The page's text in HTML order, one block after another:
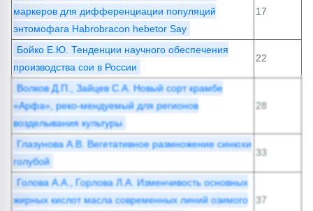
маркеров для дифференциации популяций
энтомофага Нabrobracon hebetor Say
17
Бойко Е.Ю. Тенденции научного обеспечения
производства сои в России
22
Волков Д.П., Зайцев С.А. Новый сорт крамбе
«Арфа», реко-мендуемый для регионов
возделывания культуры
28
Глазунова А.В. Вегетативное размножение синюхи
голубой
33
Голова А.А., Горлова Л.А. Изменчивость основных
жирных кислот масла современных линий озимого
37